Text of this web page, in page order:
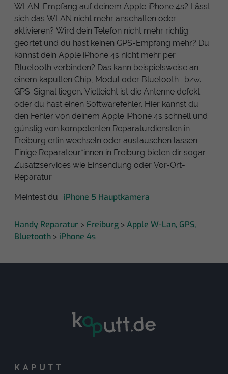
WLAN-Empfang auf deinem Apple iPhone 4s? Lässt
sich das WLAN nicht mehr anschalten oder
aktivieren? Wird dein Telefon nicht mehr richtig
geortet und du hast keinen GPS-Empfang mehr? Du
kannst dein Apple iPhone 4s nicht mehr per
Bluetooth verbinden? Das kann beispielsweise an
einem kaputten Chip, Modul oder Bluetooth- bzw.
GPS-Signal liegen. Vielleicht ist die Antenne defekt
oder du hast einen Softwarefehler. Hier kannst du
den Fehler von deinem Apple iPhone 4s schnell und
günstig von kompetenten Reparaturdiensten in
Freiburg erlin wechseln oder austauschen lassen.
Einige Reparateur*innen in Freiburg bieten dir sogar
Zusatzservices wie Einsendung oder Vor-Ort-
Reparatur.
Meintest du: iPhone 5 Hauptkamera
Handy Reparatur > Freiburg > Apple W-Lan, GPS,
Bluetooth > iPhone 4s
KAPUTT